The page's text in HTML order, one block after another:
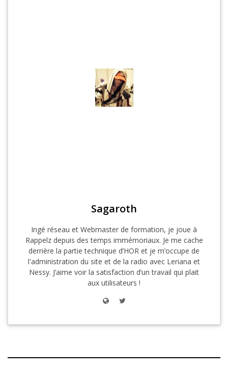
Sagaroth
Ingé réseau et Webmaster de formation, je joue à
Rappelz depuis des temps immémoriaux. Je me cache
derrière la partie technique d’HOR et je m’occupe de
l'administration du site et de la radio avec Leriana et
Nessy. J’aime voir la satisfaction d’un travail qui plait
aux utilisateurs !